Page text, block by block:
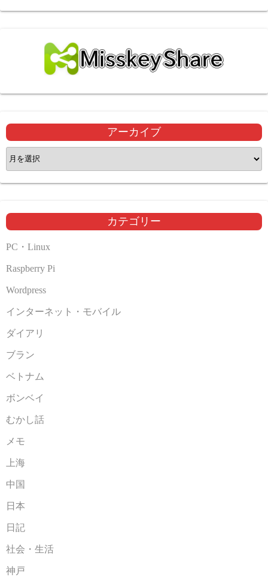
アーカイブ
ア
ー
カ
ブ
カテゴリー
PC・Linux
Raspberry Pi
Wordpress
インターネット・モバイル
ダイアリ
ブラン
ベトナム
ボンベイ
むかし話
メモ
上海
中国
日本
日記
社会・生活
神戸